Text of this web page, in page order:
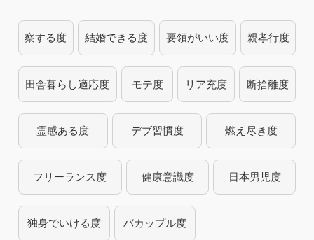
察する度 結婚できる度 要領がいい度 親孝行度
田舎暮らし適応度 モテ度 リア充度 断捨離度
霊感ある度 デブ習慣度 燃え尽き度
フリーランス度 健康意識度 日本男児度
独身でいける度 バカップル度